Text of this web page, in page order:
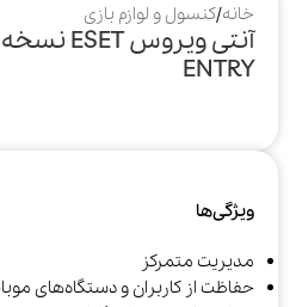
خانه/کنسول و لوازم بازی
ENTRY
ویژگی‌ها
مدیریت متمرکز
حفاظت از کاربران و دستگاه‌های